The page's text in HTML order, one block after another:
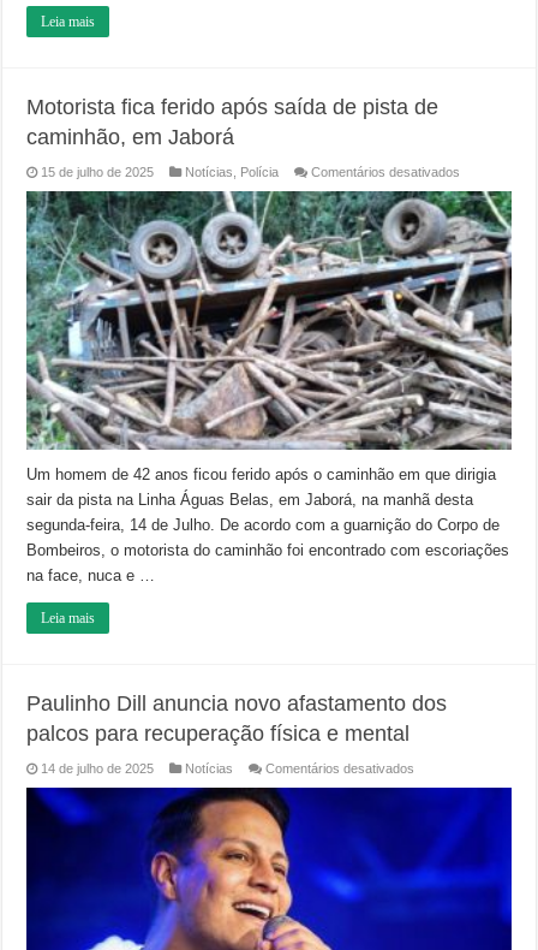
Leia mais
Motorista fica ferido após saída de pista de
caminhão, em Jaborá
15 de julho de 2025 Notícias Polícia Comentários desativados
fica
ferido
após
saída
de
pista
de
caminhão,
em
Jaborá
Um homem de 42 anos ficou ferido após o caminhão em que dirigia
sair da pista na Linha Águas Belas, em Jaborá, na manhã desta
segunda-feira, 14 de Julho. De acordo com a guarnição do Corpo de
Bombeiros, o motorista do caminhão foi encontrado com escoriações
na face, nuca e …
Leia mais
Paulinho Dill anuncia novo afastamento dos
palcos para recuperação física e mental
14 de julho de 2025 Notícias Comentários desativados
palcos
física